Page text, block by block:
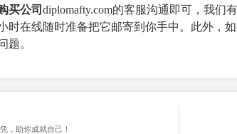
买公司 diplomafty.com的客服沟通即可，我们
时在线随时准备把它邮寄到你手中。此外，
题。
，助你成就自己！